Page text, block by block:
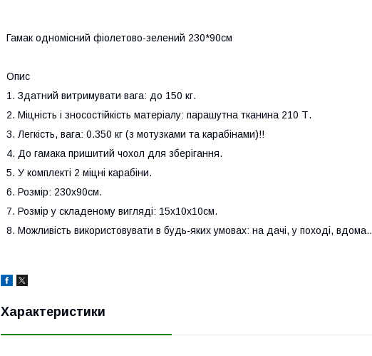
Гамак одномісний фіолетово-зелений 230*90см
Опис
1. Здатний витримувати вага: до 150 кг.
2. Міцність і зносостійкість матеріалу: парашутна тканина 210 Т.
3. Легкість, вага: 0.350 кг (з мотузками та карабінами)!!
4. До гамака пришитий чохол для зберігання.
5. У комплекті 2 міцні карабіни.
6. Розмір: 230х90см.
7. Розмір у складеному вигляді: 15x10x10cм.
8. Можливість використовувати в будь-яких умовах: на дачі, у поході, вдома..
Характеристики